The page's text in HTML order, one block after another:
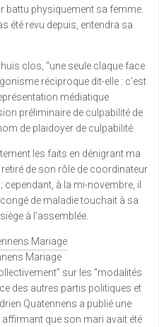
battu physiquement sa femme.
été revu depuis, entendra sa
clos, “une seule claque face
réciproque dit-elle : c’est
médiatique
préliminaire de culpabilité de
de plaidoyer de culpabilité.
les faits en dénigrant ma
de son rôle de coordinateur
à la mi-novembre, il
de maladie touchait à sa
à l’assemblée.
Mariage
sur les “modalités
des autres partis politiques et
Quatennens a publié une
que son mari avait été